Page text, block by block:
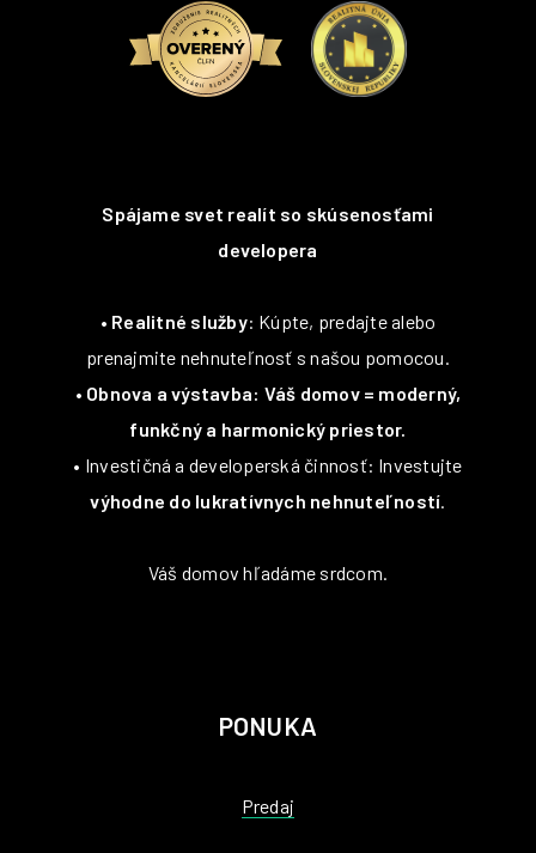
Spájame svet realít so skúsenosťami
developera
• Realitné služby: Kúpte, predajte alebo
prenajmite nehnuteľnosť s našou pomocou.
• Obnova a výstavba: Váš domov = moderný,
funkčný a harmonický priestor.
• Investičná a developerská činnosť: Investujte
výhodne do lukratívnych nehnuteľností.
Váš domov hľadáme srdcom.
PONUKA
Predaj